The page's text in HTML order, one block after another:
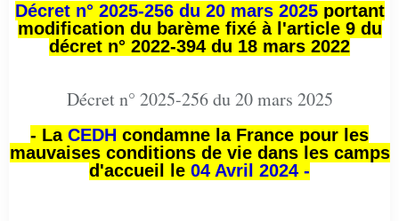
Décret n° 2025-256 du 20 mars 2025portant
modification du barème fixé à l'article 9 du
décret n° 2022-394 du 18 mars 2022
Décret n° 2025-256 du 20 mars 2025
- La CEDH condamne la France pour les
mauvaises conditions de vie dans les camps
d'accueil le 04 Avril 2024 -